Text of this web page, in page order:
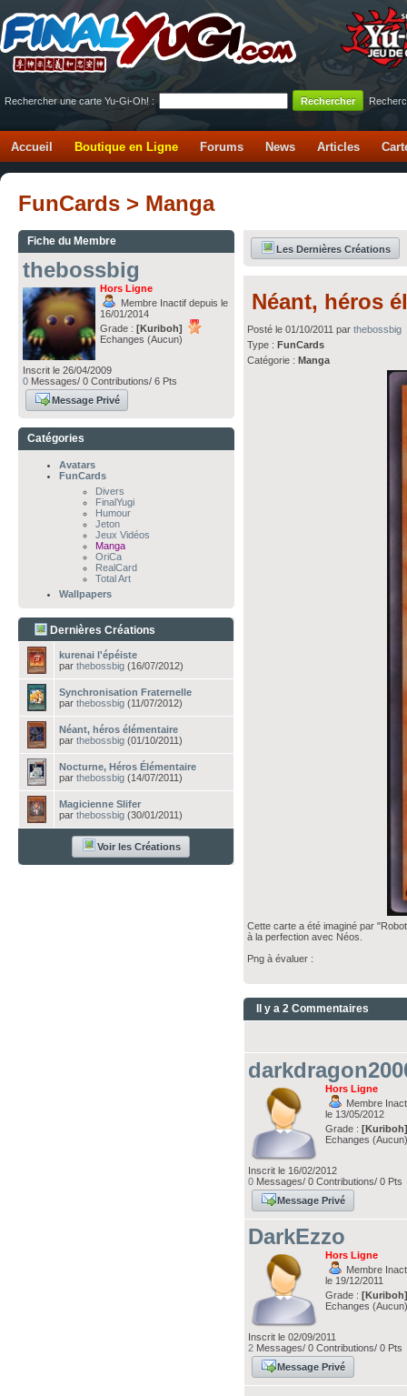
Rechercher une carte Yu-Gi-Oh! :
Accueil Boutique en Ligne Forums News Articles
FunCards > Manga
Fiche du Membre
thebossbig
Hors Ligne
Membre Inactif depuis le
16/01/2014
Grade : [Kuriboh]
Echanges (Aucun)
Inscrit le 26/04/2009
0 Messages/ 0 Contributions/ 6 Pts
Message Privé
Catégories
Avatars
FunCards
Divers
FinalYugi
Humour
Jeton
Jeux Vidéos
Manga
OriCa
RealCard
Total Art
Wallpapers
Dernières Créations
kurenai l'épéiste
par thebossbig (16/07/2012)
Synchronisation Fraternelle
par thebossbig (11/07/2012)
Néant, héros élémentaire
par thebossbig (01/10/2011)
Nocturne, Héros Élémentaire
par thebossbig (14/07/2011)
Magicienne Slifer
par thebossbig (30/01/2011)
Voir les Créations
Les Dernières Créations
Néant, héros
Posté le 01/10/2011 parthebossbig
Type :FunCards
Catégorie :Manga
Cette carte a été imaginé par
à la perfection avec Néos.
Png à évaluer :
Il y a 2 Commentaires
Hors Ligne
Membre
le 13/05/2012
Grade :
Echanges
Inscrit le 16/02/2012
0 Messages/ 0 Contributions/ 0 Pts
Message Privé
DarkEzzo
Hors Ligne
Membre
le 19/12/2011
Grade :
Echanges
Inscrit le 02/09/2011
2 Messages/ 0 Contributions/ 0 Pts
Message Privé